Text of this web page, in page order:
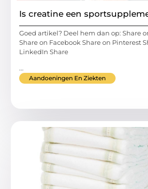
Is creatine een
Goed artikel? Deel hem dan op: Share
Share on Facebook Share on Pinterest
LinkedIn Share
...
Aandoeningen En Ziekten